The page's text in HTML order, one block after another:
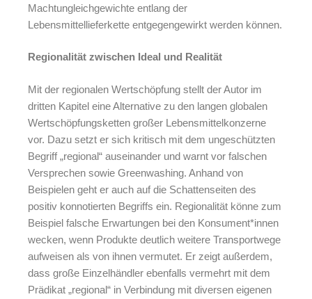
Machtungleichgewichte entlang der
Lebensmittellieferkette entgegengewirkt werden können.
Regionalität zwischen Ideal und Realität
Mit der regionalen Wertschöpfung stellt der Autor im
dritten Kapitel eine Alternative zu den langen globalen
Wertschöpfungsketten großer Lebensmittelkonzerne
vor. Dazu setzt er sich kritisch mit dem ungeschützten
Begriff „regional“ auseinander und warnt vor falschen
Versprechen sowie Greenwashing. Anhand von
Beispielen geht er auch auf die Schattenseiten des
positiv konnotierten Begriffs ein. Regionalität könne zum
Beispiel falsche Erwartungen bei den Konsument*innen
wecken, wenn Produkte deutlich weitere Transportwege
aufweisen als von ihnen vermutet. Er zeigt außerdem,
dass große Einzelhändler ebenfalls vermehrt mit dem
Prädikat „regional“ in Verbindung mit diversen eigenen